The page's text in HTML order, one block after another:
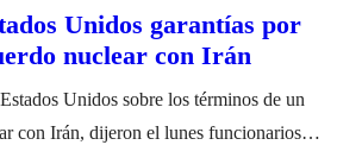
Unidos garantías por
nuclear con Irán
Unidos sobre los términos de un
con Irán, dijeron el lunes funcionarios